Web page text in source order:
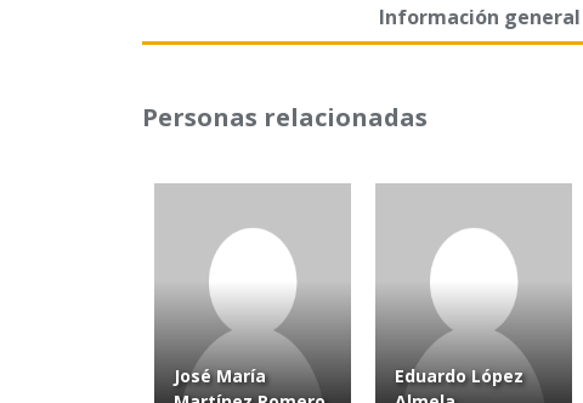
Información general
Personas relacionadas
José María
Eduardo López